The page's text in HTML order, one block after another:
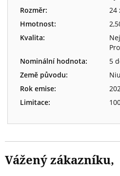
Rozměr:
24
Hmotnost:
Kvalita:
Nominální hodnota:
5
Země původu:
Rok emise:
Limitace:
Vážený zákazníku,